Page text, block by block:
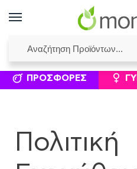
ΙΣΟΛΟΓΙΣΜΟΊ
ΣΥΜΠΛΗΡΏΜΑΤΑ
ΠΡΟΣΦΟΡΈΣ
Πολιτική